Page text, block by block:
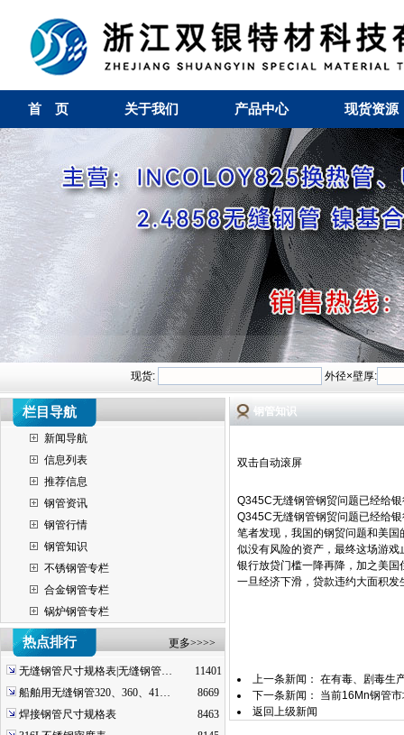
首 页 关于我们 产品中心 现货资源
现货: 外径×壁厚:
栏目导航
新闻导航
信息列表
推荐信息
钢管资讯
钢管行情
钢管知识
不锈钢管专栏
合金钢管专栏
锅炉钢管专栏
热点排行 更多>>>>
无缝钢管尺寸规格表|无缝钢管…
11401
船舶用无缝钢管320、360、41…
8669
焊接钢管尺寸规格表
8463
钢管知识
双击自动滚屏
Q345C无缝钢管钢贸问题已经给
Q345C无缝钢管钢贸问题已经给
笔者发现，我国的钢贸问题和美
似没有风险的资产，最终这场游
银行放贷门槛一降再降，加之美
一旦经济下滑，贷款违约大面积发
上一条新闻： 在有毒、剧毒生
下一条新闻：
当前16Mn钢管
返回上级新闻